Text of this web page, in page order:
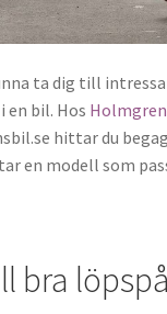
ta dig till
en bil. Hos
hittar du
en modell som
bra